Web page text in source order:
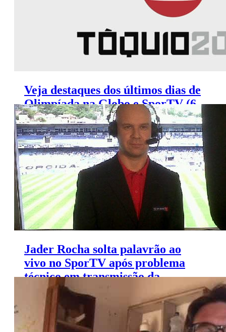
Veja destaques dos últimos dias de
Olimpíada na Globo e SporTV (6
a 8 de agosto)
Jader Rocha solta palavrão ao
vivo no SporTV após problema
técnico em transmissão da
Olimpíada